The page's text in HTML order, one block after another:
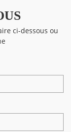
ci-dessous ou